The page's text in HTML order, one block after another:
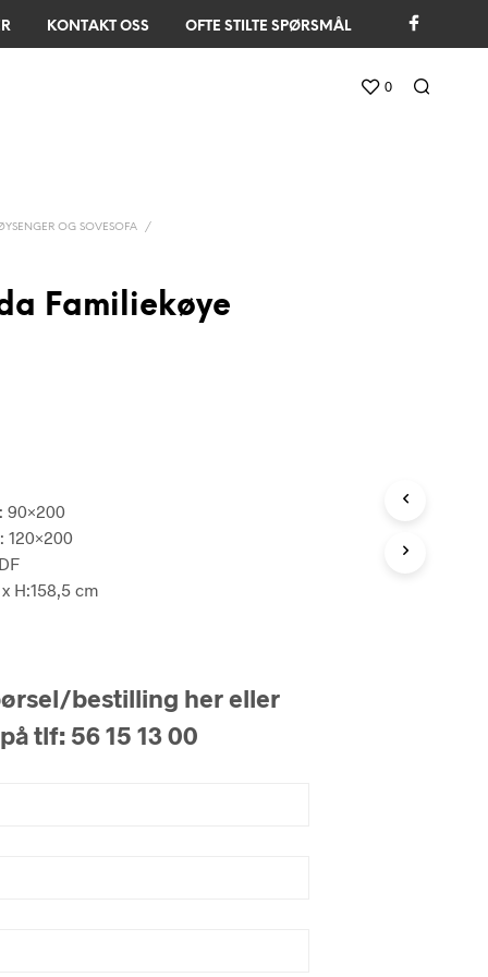
KONTAKT OSS OFTE STILTE SPØRSMÅL
0
OG SOVESOFA /
Familiekøye
90×200
120×200
H:158,5 cm
bestilling her eller
tlf: 56 15 13 00